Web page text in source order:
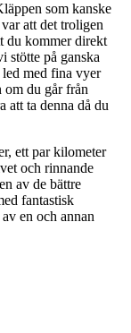
som kanske
att det troligen
du kommer direkt
stötte på ganska
med fina vyer
om du går från
att ta denna då du
ett par kilometer
och rinnande
av de bättre
fantastisk
en och annan